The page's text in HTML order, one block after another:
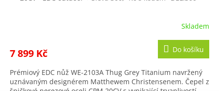
Skladem
7 899 Kč Do košíku
Prémiový EDC nůž WE-2103A Thug Grey Titanium navržený
uznávaným designérem Matthewem Christensenem. Čepel z